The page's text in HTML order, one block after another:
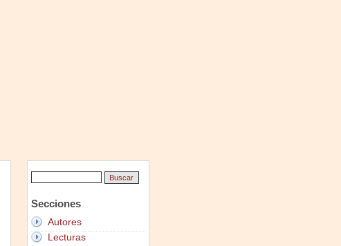
Secciones
Autores
Lecturas